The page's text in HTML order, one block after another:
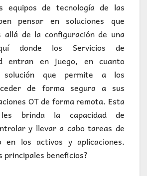
equipos de tecnología de las
pensar en soluciones que
allá de la configuración de una
donde los Servicios de
entran en juego, en cuanto
solución que permite a los
de forma segura a sus
OT de forma remota. Esta
les brinda la capacidad de
y llevar a cabo tareas de
en los activos y aplicaciones.
principales beneficios?